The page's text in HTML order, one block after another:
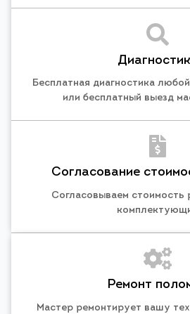
Бесплатная диагностика
или бесплатный выезд
Согласование
Согласовываем стоимость
Ремонт
Мастер ремонтирует вашу